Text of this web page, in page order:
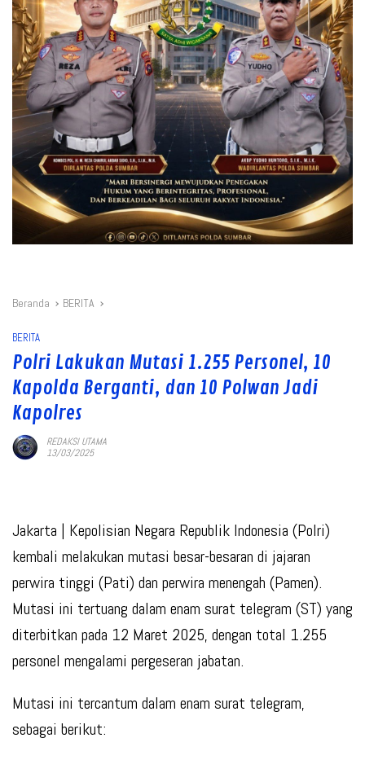
Beranda BERITA
BERITA
Polri Lakukan Mutasi 1.255 Personel, 10
Kapolda Berganti, dan 10 Polwan Jadi
Kapolres
REDAKSI UTAMA
13/03/2025
Jakarta | Kepolisian Negara Republik Indonesia (Polri)
kembali melakukan mutasi besar-besaran di jajaran
perwira tinggi (Pati) dan perwira menengah (Pamen).
Mutasi ini tertuang dalam enam surat telegram (ST) yang
diterbitkan pada 12 Maret 2025, dengan total 1.255
personel mengalami pergeseran jabatan.
Mutasi ini tercantum dalam enam surat telegram,
sebagai berikut: